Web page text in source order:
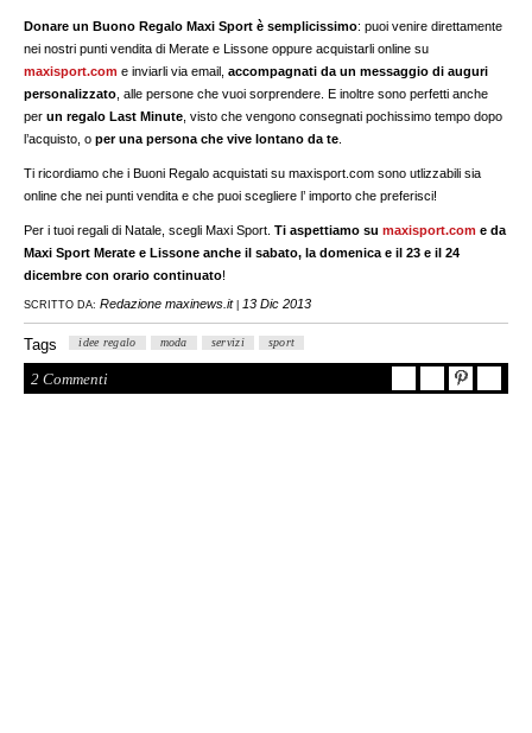
Donare un Buono Regalo Maxi Sport è semplicissimo: puoi venire direttamente
nei nostri punti vendita di Merate e Lissone oppure acquistarli online su
maxisport.com e inviarli via email,accompagnati da un messaggio di auguri
personalizzato , alle persone che vuoi sorprendere. E inoltre sono perfetti anche
perun regalo Last Minute , visto che vengono consegnati pochissimo tempo dopo
l’acquisto, oper una persona che vive lontano da te
Ti ricordiamo che i Buoni Regalo acquistati su maxisport.com sono utlizzabili sia
online che nei punti vendita e che puoi scegliere l’ importo che preferisci!
Per i tuoi regali di Natale, scegli Maxi Sport.Ti aspettiamo sumaxisport.com e da
Maxi Sport Merate e Lissone anche il sabato, la domenica e il 23 e il 24
dicembre con orario continuato!
SCRITTO DA: Redazione maxinews.it 13 Dic 2013
Tags idee regalo moda servizi sport
2 Commenti